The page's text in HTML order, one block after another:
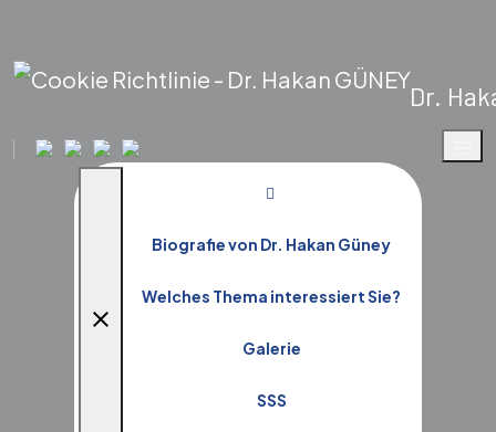
Dr.
close
Biografie von Dr. Hakan Güney
Welches Thema interessiert Sie?
Galerie
SSS
Cookie Richtlinie
Startseite KVKK Cookie Richtlinie